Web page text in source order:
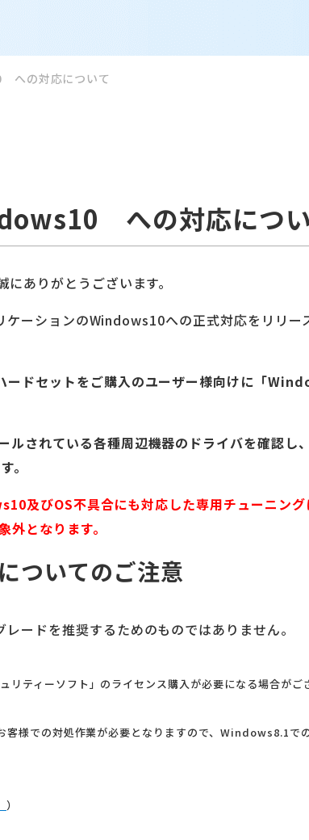
への対応について
への対応につ
ありがとうございます。
ーションのWindows10への正式対応をリリー
ードセットをご購入のユーザー様向けに「
ルされている各種周辺機器のドライバを確認
。
及びOS不具合にも対応した専用チューニング
となります。
ついてのご注意
ードを推奨するためのものではありません。
ティーソフト」のライセンス購入が必要になる場合がご
様での対処作業が必要となりますので、Windows8.1で
）